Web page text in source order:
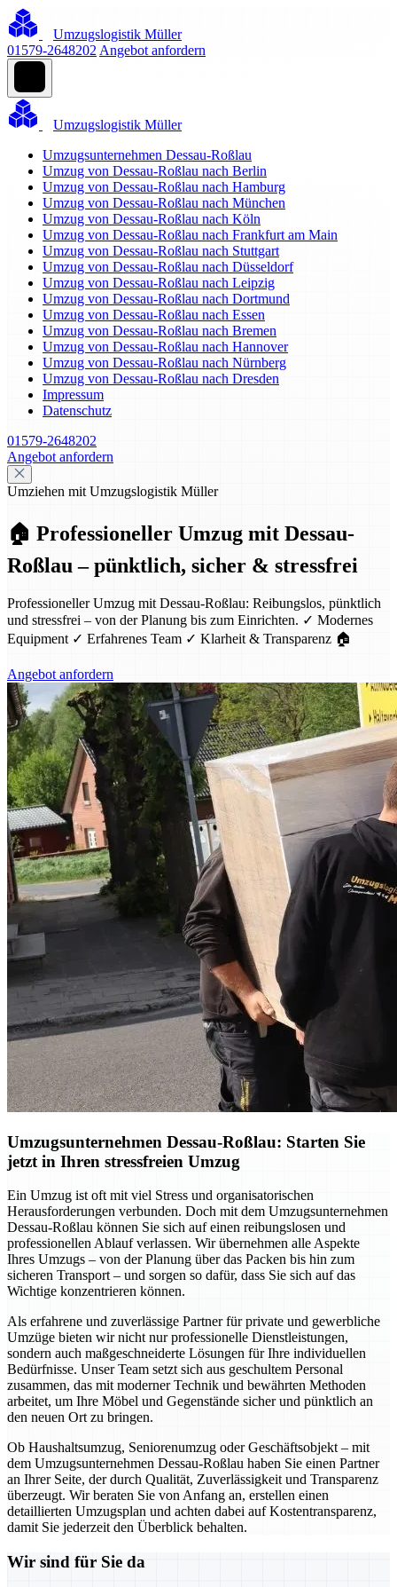
Umzugslogistik Müller
01579-2648202 Angebot anfordern
Umzugslogistik Müller
Umzugsunternehmen Dessau-Roßlau
Umzug von Dessau-Roßlau nach Berlin
Umzug von Dessau-Roßlau nach Hamburg
Umzug von Dessau-Roßlau nach München
Umzug von Dessau-Roßlau nach Köln
Umzug von Dessau-Roßlau nach Frankfurt am Main
Umzug von Dessau-Roßlau nach Stuttgart
Umzug von Dessau-Roßlau nach Düsseldorf
Umzug von Dessau-Roßlau nach Leipzig
Umzug von Dessau-Roßlau nach Dortmund
Umzug von Dessau-Roßlau nach Essen
Umzug von Dessau-Roßlau nach Bremen
Umzug von Dessau-Roßlau nach Hannover
Umzug von Dessau-Roßlau nach Nürnberg
Umzug von Dessau-Roßlau nach Dresden
Impressum
Datenschutz
01579-2648202
Angebot anfordern
Umziehen mit Umzugslogistik Müller
🏠 Professioneller Umzug mit Dessau-
Roßlau – pünktlich, sicher & stressfrei
Professioneller Umzug mit Dessau-Roßlau: Reibungslos, pünktlich
und stressfrei – von der Planung bis zum Einrichten. ✓ Modernes
Equipment ✓ Erfahrenes Team ✓ Klarheit & Transparenz 🏠
Angebot anfordern
Umzugsunternehmen Dessau-Roßlau: Starten Sie
jetzt in Ihren stressfreien Umzug
Ein Umzug ist oft mit viel Stress und organisatorischen
Herausforderungen verbunden. Doch mit dem Umzugsunternehmen
Dessau-Roßlau können Sie sich auf einen reibungslosen und
professionellen Ablauf verlassen. Wir übernehmen alle Aspekte
Ihres Umzugs – von der Planung über das Packen bis hin zum
sicheren Transport – und sorgen so dafür, dass Sie sich auf das
Wichtige konzentrieren können.
Als erfahrene und zuverlässige Partner für private und gewerbliche
Umzüge bieten wir nicht nur professionelle Dienstleistungen,
sondern auch maßgeschneiderte Lösungen für Ihre individuellen
Bedürfnisse. Unser Team setzt sich aus geschultem Personal
zusammen, das mit moderner Technik und bewährten Methoden
arbeitet, um Ihre Möbel und Gegenstände sicher und pünktlich an
den neuen Ort zu bringen.
Ob Haushaltsumzug, Seniorenumzug oder Geschäftsobjekt – mit
dem Umzugsunternehmen Dessau-Roßlau haben Sie einen Partner
an Ihrer Seite, der durch Qualität, Zuverlässigkeit und Transparenz
überzeugt. Wir beraten Sie von Anfang an, erstellen einen
detaillierten Umzugsplan und achten dabei auf Kostentransparenz,
damit Sie jederzeit den Überblick behalten.
Wir sind für Sie da